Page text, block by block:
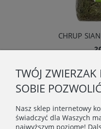
CHRUP
O NAS
OBSŁUGA KLIENTA
TWÓJ
SOBIE
Nasz sklep internetowy
świadczyć dla Waszych
najwyższym poziome!